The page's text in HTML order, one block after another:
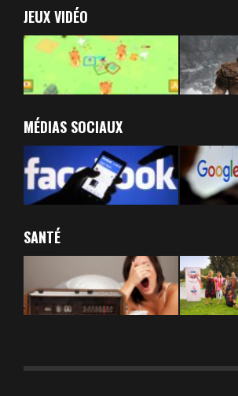
JEUX VIDÉO
MÉDIAS SOCIAUX
SANTÉ